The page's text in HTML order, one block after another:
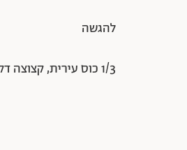
להגשה
1/3 כוס עירית, קצוצה דק